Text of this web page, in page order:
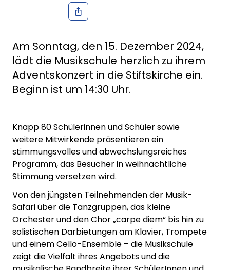
Am Sonntag, den 15. Dezember 2024,
lädt die Musikschule herzlich zu ihrem
Adventskonzert in die Stiftskirche ein.
Beginn ist um 14:30 Uhr.
Knapp 80 Schülerinnen und Schüler sowie
weitere Mitwirkende präsentieren ein
stimmungsvolles und abwechslungsreiches
Programm, das Besucher in weihnachtliche
Stimmung versetzen wird.
Von den jüngsten Teilnehmenden der Musik-
Safari über die Tanzgruppen, das kleine
Orchester und den Chor „carpe diem“ bis hin zu
solistischen Darbietungen am Klavier, Trompete
und einem Cello-Ensemble – die Musikschule
zeigt die Vielfalt ihres Angebots und die